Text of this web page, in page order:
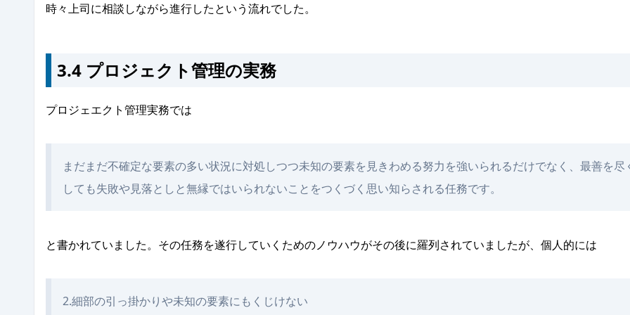
時々上司に相談しながら進行したという流れでした。
3.4 プロジェクト管理の実務
プロジェエクト管理実務では
まだまだ不確定な要素の多い状況に対処しつつ未知の要素を見きわめる努力を強いられるだけでなく、最善を尽
しても失敗や見落としと無縁ではいられないことをつくづく思い知らされる任務です。
と書かれていました。その任務を遂行していくためのノウハウがその後に羅列されていましたが、個人的には
2.細部の引っ掛かりや未知の要素にもくじけない